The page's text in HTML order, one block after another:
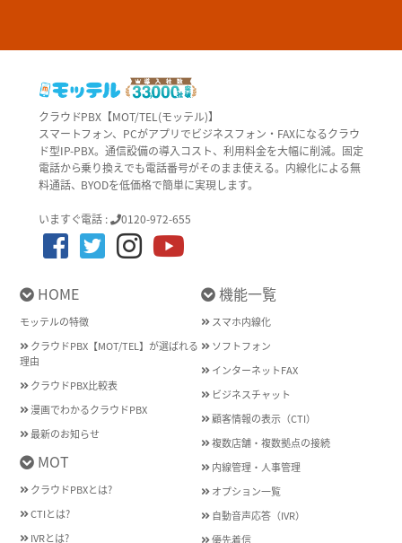
クラウドPBX【MOT/TEL(モッテル)】
スマートフォン、PCがアプリでビジネスフォン・FAXになるクラウ
ド型IP-PBX。通信設備の導入コスト、利用料金を大幅に削減。固定
電話から乗り換えでも電話番号がそのまま使える。内線化による無
料通話、BYODを低価格で簡単に実現します。
いますぐ電話 : 0120-972-655
HOME
モッテルの特徴
クラウドPBX【MOT/TEL】が選ばれる
理由
クラウドPBX比較表
漫画でわかるクラウドPBX
最新のお知らせ
MOT
クラウドPBXとは?
CTIとは?
IVRとは?
機能一覧
スマホ内線化
ソフトフォン
インターネットFAX
ビジネスチャット
顧客情報の表示（CTI）
複数店舗・複数拠点の接続
内線管理・人事管理
オプション一覧
自動音声応答（IVR）
優先着信